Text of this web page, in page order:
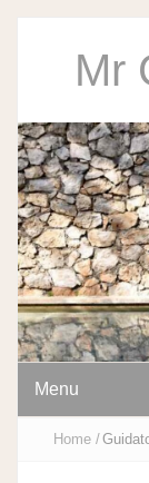
Mr
Menu
Home /